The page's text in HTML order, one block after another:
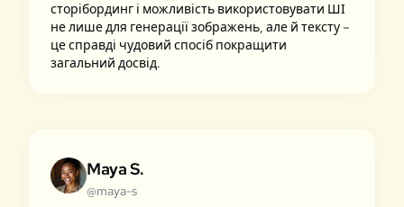
сторібординг і можливість використовувати ШІ
не лише для генерації зображень, але й тексту –
це справді чудовий спосіб покращити
загальний досвід.
Maya S.
@maya-s